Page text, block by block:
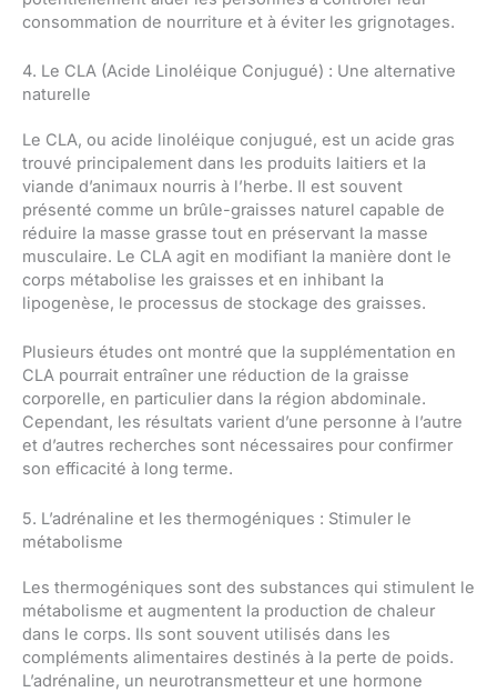
consommation de nourriture et à éviter les grignotages.
4. Le CLA (Acide Linoléique Conjugué) : Une alternative
naturelle
Le CLA, ou acide linoléique conjugué, est un acide gras
trouvé principalement dans les produits laitiers et la
viande d’animaux nourris à l’herbe. Il est souvent
présenté comme un brûle-graisses naturel capable de
réduire la masse grasse tout en préservant la masse
musculaire. Le CLA agit en modifiant la manière dont le
corps métabolise les graisses et en inhibant la
lipogenèse, le processus de stockage des graisses.
Plusieurs études ont montré que la supplémentation en
CLA pourrait entraîner une réduction de la graisse
corporelle, en particulier dans la région abdominale.
Cependant, les résultats varient d’une personne à l’autre
et d’autres recherches sont nécessaires pour confirmer
son efficacité à long terme.
5. L’adrénaline et les thermogéniques : Stimuler le
métabolisme
Les thermogéniques sont des substances qui stimulent le
métabolisme et augmentent la production de chaleur
dans le corps. Ils sont souvent utilisés dans les
compléments alimentaires destinés à la perte de poids.
L’adrénaline, un neurotransmetteur et une hormone